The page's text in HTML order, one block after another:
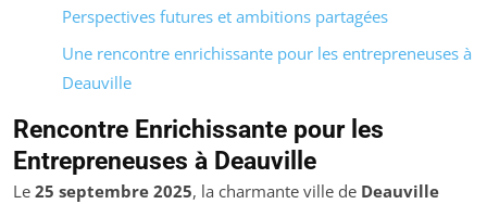
Perspectives futures et ambitions partagées
Une rencontre enrichissante pour les entrepreneuses à
Deauville
Rencontre Enrichissante pour les
Entrepreneuses à Deauville
Le 25 septembre 2025, la charmante ville de Deauville